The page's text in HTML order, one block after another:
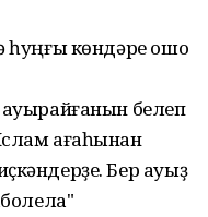
һуңғы көндәре ошо
белеп
ағаһынан
Бер ауыҙ